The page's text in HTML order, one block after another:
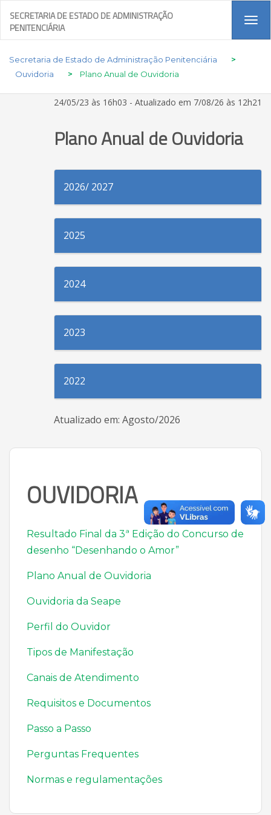
SECRETARIA DE ESTADO DE ADMINISTRAÇÃO
PENITENCIÁRIA
Secretaria de Estado de Administração Penitenciária
>
Ouvidoria
> Plano Anual de Ouvidoria
24/05/23 às 16h03 - Atualizado em 7/08/26 às 12h21
Plano Anual de Ouvidoria
2026/ 2027
2025
2024
2023
2022
Atualizado em: Agosto/2026
OUVIDORIA
Resultado Final da 3ª Edição do Concurso de
desenho “Desenhando o Amor”
Plano Anual de Ouvidoria
Ouvidoria da Seape
Perfil do Ouvidor
Tipos de Manifestação
Canais de Atendimento
Requisitos e Documentos
Passo a Passo
Perguntas Frequentes
Normas e regulamentações